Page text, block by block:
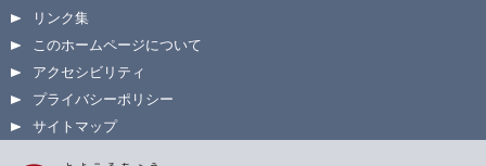
リンク集
このホームページについて
アクセシビリティ
プライバシーポリシー
サイトマップ